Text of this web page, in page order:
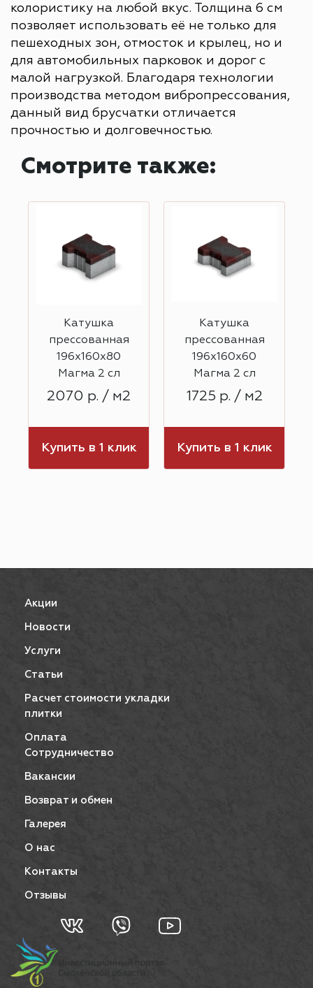
колористику на любой вкус. Толщина 6 см
позволяет использовать её не только для
пешеходных зон, отмосток и крылец, но и
для автомобильных парковок и дорог с
малой нагрузкой. Благодаря технологии
производства методом вибропрессования,
данный вид брусчатки отличается
прочностью и долговечностью.
Смотрите также:
Катушка
прессованная
196х160х80
Магма 2 сл
2070 р. / м2
Купить в 1 клик
Катушка
прессованная
196х160х60
Магма 2 сл
1725 р. / м2
Купить в 1 клик
Акции
Новости
Услуги
Статьи
Расчет стоимости укладки
плитки
Оплата
Сотрудничество
Вакансии
Возврат и обмен
Галерея
О нас
Контакты
Отзывы